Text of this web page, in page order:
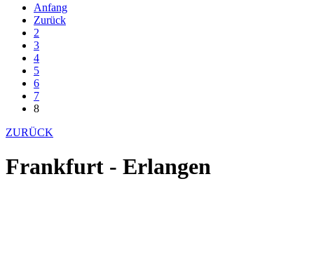
Anfang
Zurück
2
3
4
5
6
7
8
ZURÜCK
Frankfurt - Erlangen